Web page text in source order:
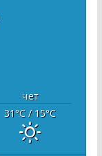
чет
31°C/ 15°C